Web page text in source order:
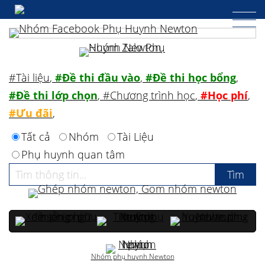
#Tài liệu, #Đề thi đầu vào, #Đề thi học bổng,
#Đề thi lớp chọn, #Chương trình học, #Học phí,
#Ưu đãi,
Tất cả
Nhóm
Tài Liệu
Phụ huynh quan tâm
Nhóm phụ huynh Newton